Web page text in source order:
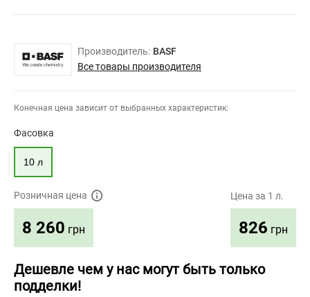
Производитель: BASF
Все товары производителя
Конечная цена зависит от выбранных характеристик:
Фасовка
10 л
Розничная цена
8 260 грн
Цена за 1 л.
826 грн
Дешевле чем у нас могут быть только
подделки!